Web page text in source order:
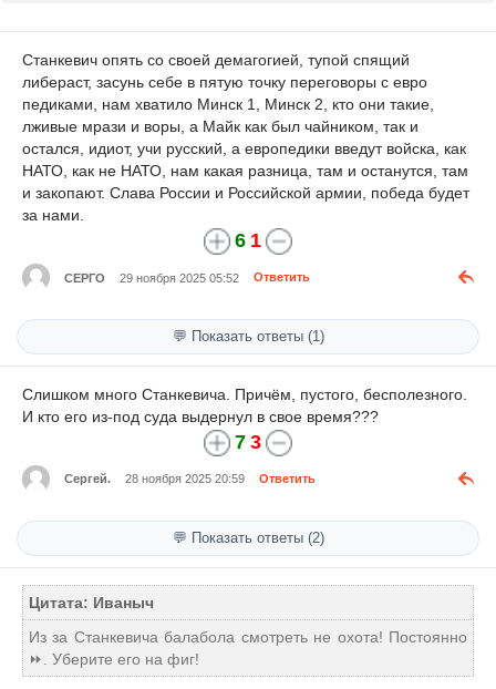
Станкевич опять со своей демагогией, тупой спящий
либераст, засунь себе в пятую точку переговоры с евро
педиками, нам хватило Минск 1, Минск 2, кто они такие,
лживые мрази и воры, а Майк как был чайником, так и
остался, идиот, учи русский, а европедики введут войска, как
НАТО, как не НАТО, нам какая разница, там и останутся, там
и закопают. Слава России и Российской армии, победа будет
за нами.
6 1
СЕРГО 29 ноября 2025 05:52 Ответить
💬 Показать ответы (1)
Слишком много Станкевича. Причём, пустого, бесполезного.
И кто его из-под суда выдернул в свое время???
7 3
Сергей. 28 ноября 2025 20:59 Ответить
💬 Показать ответы (2)
Цитата: Иваныч
Из за Станкевича балабола смотреть не охота! Постоянно
⏩. Уберите его на фиг!